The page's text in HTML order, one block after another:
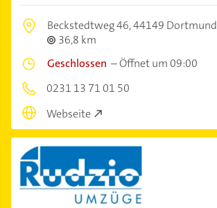
Beckstedtweg 46,44149 Dortmund
36,8 km
Geschlossen –Öffnet um 09:00
0231 13 71 01 50
Webseite